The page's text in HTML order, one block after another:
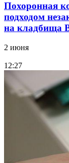
Похоронная
подходом
на кладбища
2 июня
12:27